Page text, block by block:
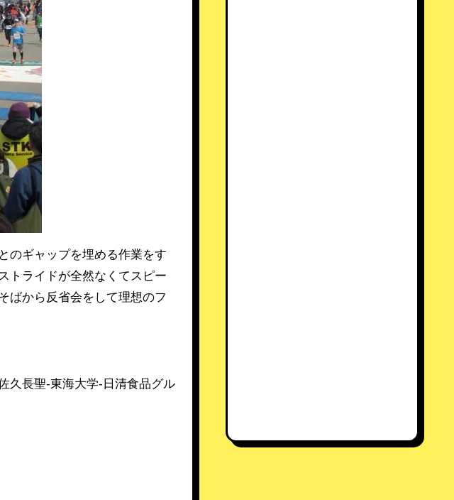
のギャップを埋める作業をす
トライドが全然なくてスピー
ばから反省会をして理想のフ
久長聖-東海大学-日清食品グル